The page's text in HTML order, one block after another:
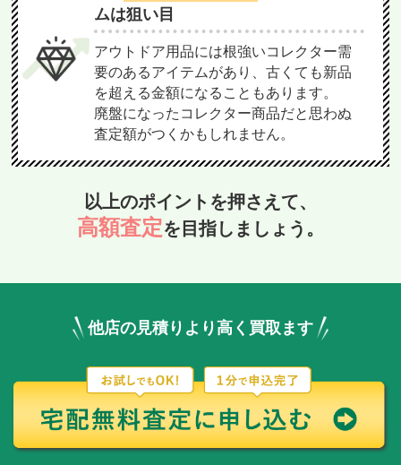
ムは狙い目
アウトドア用品には根強いコレクター需
要のあるアイテムがあり、古くても新品
を超える金額になることもあります。
廃盤になったコレクター商品だと思わぬ
査定額がつくかもしれません。
以上のポイントを押さえて、
高額査定を目指しましょう。
他店の見積りより高く買取ます